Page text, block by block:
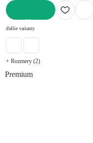
ďalšie varianty
+ Rozmery (2)
Premium